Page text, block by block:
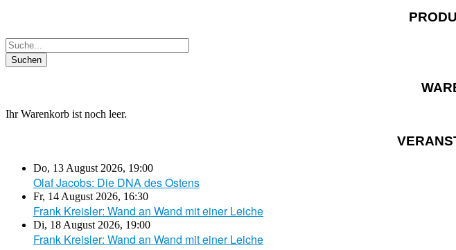
Ihr Warenkorb ist noch leer.
Do, 13 August 2026, 19:00
Olaf Jacobs: Die DNA des Ostens
Fr, 14 August 2026, 16:30
Frank Kreisler: Wand an Wand mit einer Leiche
Di, 18 August 2026, 19:00
Frank Kreisler: Wand an Wand mit einer Leiche